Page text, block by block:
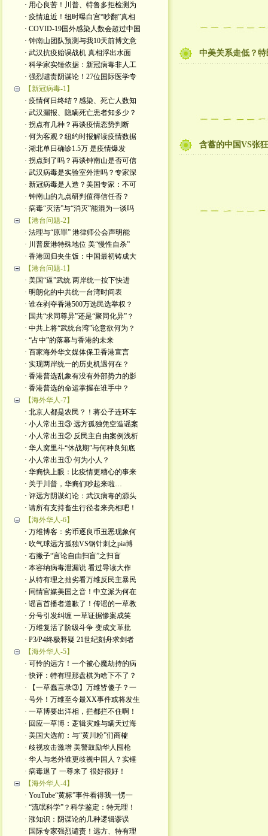
· 用心良苦！川普、特鲁多拒检测为
· 疫情迫近！纽时曝白宫“吵翻”真相
· COVID-19国外感染人数会超过中国
· 钟南山团队预测与我10天前博文意
· 武汉抗疫贻误战机 真相浮出水面
· 科学家实锤依据：新冠病毒非人工
· 强烈谴责阴谋论！27位国际医学专
【新冠病毒-1】
· 疫情何日终结？感染、死亡人数知
· 武汉漏报、隐瞒死亡患者知多少？
· 拐点有几种？再谈疫情态势判断
· 何为客观？纽约时报解读疫情数据
· 湖北单日确诊1.5万 是疫情爆发
· 拐点到了吗？再谈钟南山是否可信
· 武汉病毒是实验室外泄吗？专家深
· 新冠病毒是人造？美国专家：不可
· 钟南山的九点研判值得信任否？
· 病毒“灭活”与“消灭”能混为一谈吗
【港台问题-2】
· 法理与“原罪” 港律师公会声明能
· 川普废港特殊地位 美“慢性自杀”
· 香港回归夹生饭：中国最初铸成大
【港台问题-1】
· 美国“逼”武统 两岸统一按下快进
· 明朗化的中共统一台湾时间表
· 谁在剥夺香港500万选民选举权？
· 国共“求同尊异”还是“聚同化异”？
· 中共上将“武统台湾”论意欲何为？
· “占中”的落幕与香港的未来
· 百家海外华文媒体保卫香港宣言
· 实现两岸统一的历史机遇何在？
· 香港普选乱象有没有外部势力的影
· 香港普选的命运掌握在谁手中？
【海外华人-7】
· 北京人都是农民？！蒋公子连环车
· 小人常出丑③ 远方孤独凭空造谣案
· 小人常出丑② 反民主自由案例浅析
· 华人窝里斗“休战期”与何种良知底
· 小人常出丑① 何为小人？
· 华裔快上眼：比疫情更糟心的事来
· 关于川普，华裔们吵起来啦…
· 评远方阴谋幻论：武汉病毒的源头
· 请所有支持畜生行径者来亮相吧！
【海外华人-6】
· 万维博客：劣币逐良币丑恶现象何
· 吹气球远方孤独VS钢针刺之pia博
· 右撇子“言论自由扫盲”之扫盲
· 本容纳病毒泄漏说 看过导读大作
· 从特有理之拙劣看万维反民主暴民
· 同情官媒美国之音！中立派为何在
· 谣言首播者道歉了！传谣的一草教
· 分号引发纠缠 一草证据惨案成笑
· 万维复活了阶级斗争 变成文革批
· P3/P4终极释疑 21世纪刻舟求剑者
【海外华人-5】
· 可怜的远方！一个被心魔劫持的病
· 快评：特有理那盘棋为啥下不了？
· 【一草蠢言录③】万维皆傻子？一
· 号外！万维至今最XX事件或将发生
· 一草博要出洋相，拦都拦不住啊！
· 回应一草博：逻辑灾难与瞒天过海
· 美国大选前：与“黄川粉”们商榷
· 歧视攻击激增 美警鼓励华人囤枪
· 华人与老外谁更歧视中国人？实锤
· 病毒退了 一尊来了 很好很好！
【海外华人-4】
· YouTube“黄标”事件看得我一愣一
· “流氓科学”？科学鉴定：特无理！
· 涨知识：阴谋论的几种逻辑谬误
· 国际专家强烈谴责！远方、特有理
中美关系走低？
含蓄的中国VS张